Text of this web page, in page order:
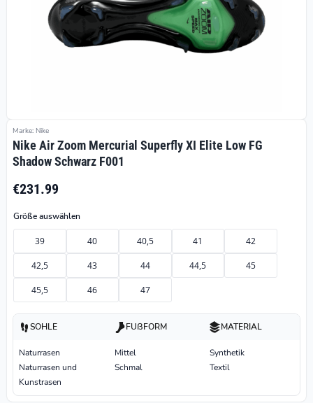
Marke: Nike
Nike Air Zoom Mercurial Superfly XI Elite Low FG
Shadow Schwarz F001
€231.99
Größe auswählen
39 40 40,5 41 42
42,5 43 44 44,5 45
45,5 46 47
SOHLE
Naturrasen
Naturrasen und
Kunstrasen
FUßFORM
Mittel
Schmal
MATERIAL
Synthetik
Textil